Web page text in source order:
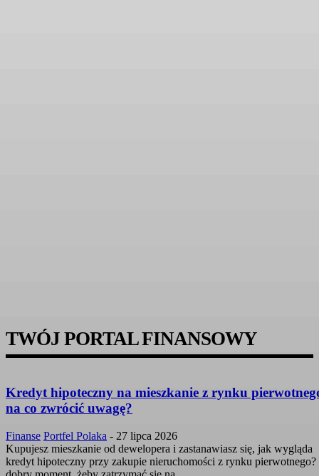
TWÓJ PORTAL FINANSOWY
Kredyt hipoteczny na mieszkanie z rynku
na co zwrócić uwagę?
Finanse Portfel Polaka - 27 lipca 2026
Kupujesz mieszkanie od dewelopera i zastanawiasz się, jak wygląda
kredyt hipoteczny przy zakupie nieruchomości z rynku pierwotnego?